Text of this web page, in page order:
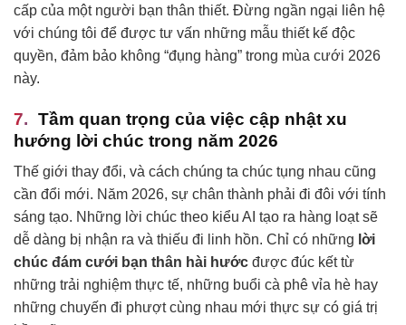
cấp của một người bạn thân thiết. Đừng ngần ngại liên hệ
với chúng tôi để được tư vấn những mẫu thiết kế độc
quyền, đảm bảo không “đụng hàng” trong mùa cưới 2026
này.
Tầm quan trọng của việc cập nhật xu
hướng lời chúc trong năm 2026
Thế giới thay đổi, và cách chúng ta chúc tụng nhau cũng
cần đổi mới. Năm 2026, sự chân thành phải đi đôi với tính
sáng tạo. Những lời chúc theo kiểu AI tạo ra hàng loạt sẽ
dễ dàng bị nhận ra và thiếu đi linh hồn. Chỉ có những lời
chúc đám cưới bạn thân hài hước được đúc kết từ
những trải nghiệm thực tế, những buổi cà phê vỉa hè hay
những chuyến đi phượt cùng nhau mới thực sự có giá trị